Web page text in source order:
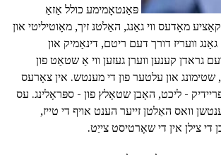
פּאַנטאָמימע כולל אַזאַ
מאָדעס ווי גאַנג, האַלטנ זיך, מאָוטיליטי און
וועריז דורך דעם ריטם, דינאַמיק און
גראדן קענען ווערן געזען ווי אַ שטאַט פון
שטימונג און עלטער פון די מענטש. אין צאָרעס
פריידיק - ליכט, האָבן שטאָלץ פון - ספּראָלינג. עס
וואס האַלטן זייער הענט אויף די טייז,
די צילן אין די שאָרטיסט צייַט.